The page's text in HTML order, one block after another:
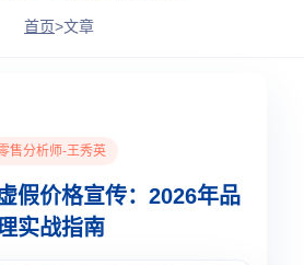
首页>文章
售分析师-王秀英
假价格宣传：2026年品
实战指南